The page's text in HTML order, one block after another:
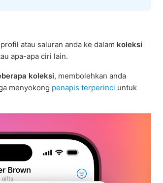
atau saluran anda ke dalam koleksi
apa-apa ciri lain.
koleksi, membolehkan anda
menyokong penapis terperinci untuk